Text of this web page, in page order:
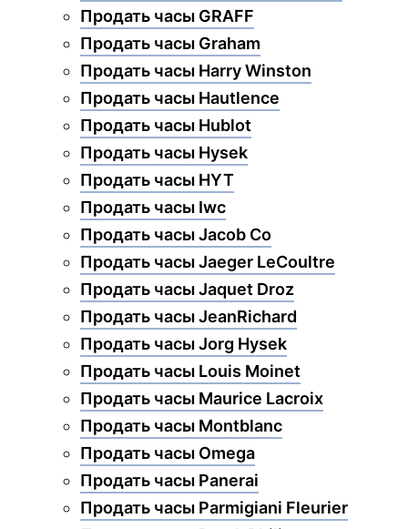
Продать часы GRAFF
Продать часы Graham
Продать часы Harry Winston
Продать часы Hautlence
Продать часы Hublot
Продать часы Hysek
Продать часы HYT
Продать часы Iwc
Продать часы Jacob Co
Продать часы Jaeger LeCoultre
Продать часы Jaquet Droz
Продать часы JeanRichard
Продать часы Jorg Hysek
Продать часы Louis Moinet
Продать часы Maurice Lacroix
Продать часы Montblanc
Продать часы Omega
Продать часы Panerai
Продать часы Parmigiani Fleurier